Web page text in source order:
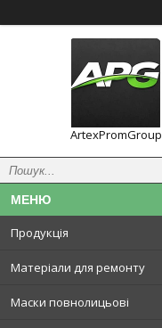
ArtexPromGroup
Продукція
Матеріали для ремонту
Маски повнолицьові